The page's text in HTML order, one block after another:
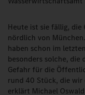
Heute ist sie fällig, die
nördlich von
haben schon im
besonders solche, die
Gefahr für die
rund 40 Stück, die wir
erklärt Michael